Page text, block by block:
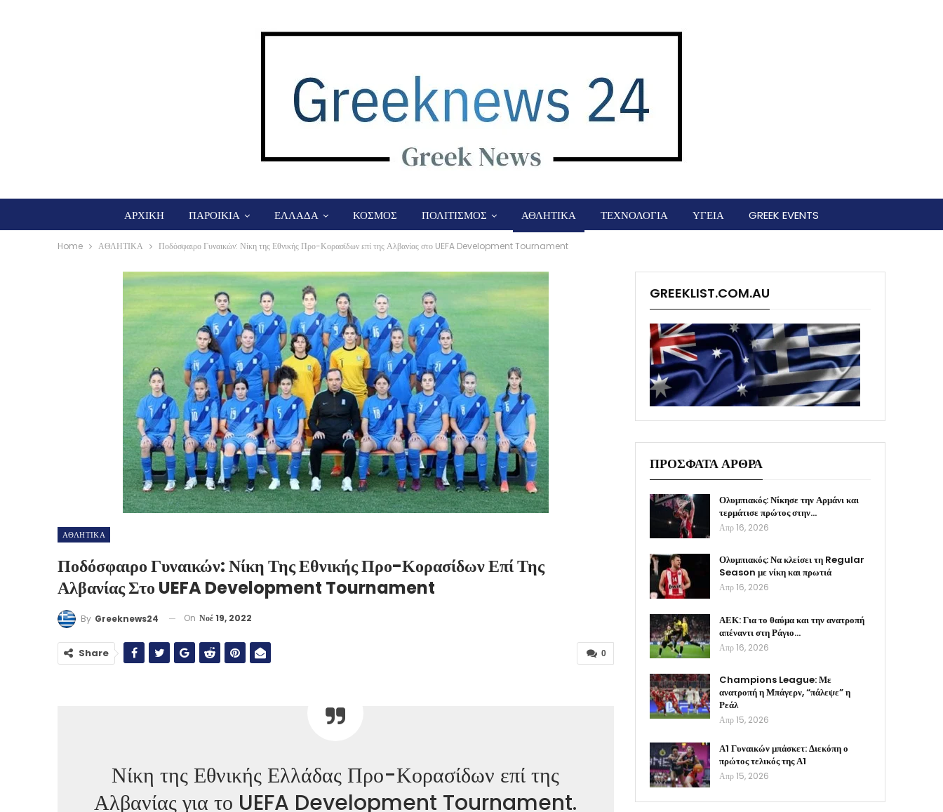
ΑΡΧΙΚΗ ΠΑΡΟΙΚΙΑ ΕΛΛΑΔΑ ΚΟΣΜΟΣ ΠΟΛΙΤΙΣΜΟΣ ΑΘΛΗΤΙΚΑ ΤΕΧΝΟΛΟΓΙΑ ΥΓΕΙΑ GREEK EVENTS
Home ΑΘΛΗΤΙΚΑ Ποδόσφαιρο Γυναικών: Νίκη της Εθνικής Προ-Κορασίδων επί της Αλβανίας στο UEFA Development Tournament
ΑΘΛΗΤΙΚΑ
Ποδόσφαιρο Γυναικών: Νίκη Της Εθνικής Προ-Κορασίδων Επί Της
Αλβανίας Στο UEFA Development Tournament
By Greeknews24 On Νοέ 19, 2022
0
Share
Νίκη της Εθνικής Ελλάδας Προ-Κορασίδων επί της
Αλβανίας για το UEFA Development Tournament.
GREEKLIST.COM.AU
ΠΡΟΣΦΑΤΑ ΑΡΘΡΑ
Ολυμπιακός: Νίκησε την Αρμάνι και
τερμάτισε πρώτος στην…
Απρ 16, 2026
Ολυμπιακός: Να κλείσει τη Regular
Season με νίκη και πρωτιά
Απρ 16, 2026
ΑΕΚ: Για το θαύμα και την ανατροπή
απέναντι στη Ράγιο…
Απρ 16, 2026
Champions League: Με
ανατροπή η Μπάγερν, “πάλεψε” η
Ρεάλ
Απρ 15, 2026
Α1 Γυναικών μπάσκετ: Διεκόπη ο
πρώτος τελικός της Α1
Απρ 15, 2026